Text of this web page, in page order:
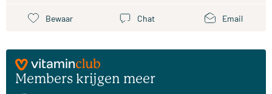
Bewaar Chat Email
Members krijgen meer